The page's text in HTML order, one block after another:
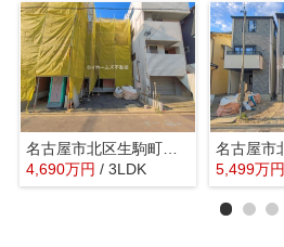
名古屋市北区生駒町１丁目34-1『仲介料無料』新築戸建て
4,690万円 / 3LDK
5,499万円